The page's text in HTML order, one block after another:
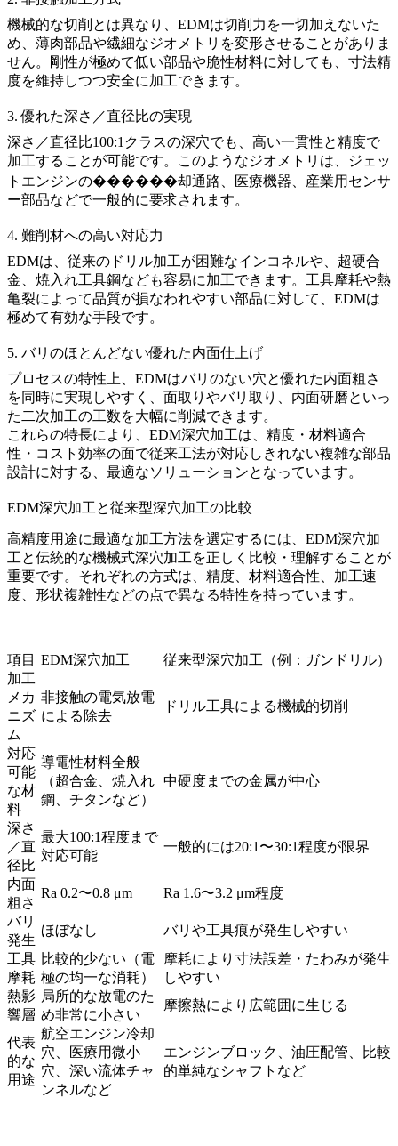
機械的な切削とは異なり、EDMは切削力を一切加えないた
め、薄肉部品や繊細なジオメトリを変形させることがありま
せん。剛性が極めて低い部品や脆性材料に対しても、寸法精
度を維持しつつ安全に加工できます。
3. 優れた深さ／直径比の実現
深さ／直径比100:1クラスの深穴でも、高い一貫性と精度で
加工することが可能です。このようなジオメトリは、ジェッ
トエンジンの������却通路、医療機器、産業用センサ
ー部品などで一般的に要求されます。
4. 難削材への高い対応力
EDMは、従来のドリル加工が困難なインコネルや、 超硬合
金 、焼入れ工具鋼なども容易に加工できます。工具摩耗や熱
亀裂によって品質が損なわれやすい部品に対して、EDMは
極めて有効な手段です。
5. バリのほとんどない優れた内面仕上げ
プロセスの特性上、EDMはバリのない穴と優れた内面粗さ
を同時に実現しやすく、面取りやバリ取り、内面研磨といっ
た二次加工の工数を大幅に削減できます。
これらの特長により、EDM深穴加工は、精度・材料適合
性・コスト効率の面で従来工法が対応しきれない複雑な部品
設計に対する、最適なソリューションとなっています。
EDM深穴加工と従来型深穴加工の比較
高精度用途に最適な加工方法を選定するには、EDM深穴加
工と伝統的な機械式深穴加工を正しく比較・理解することが
重要です。それぞれの方式は、精度、材料適合性、加工速
度、形状複雑性などの点で異なる特性を持っています。
項目 EDM深穴加工
従来型深穴加工（例：ガンドリル）
加工
メカ
ニズ
ム
非接触の電気放電
による除去
ドリル工具による機械的切削
対応
可能
な材
料
導電性材料全般
（超合金、焼入れ
鋼、チタンなど）
中硬度までの金属が中心
深さ
／直
径比
最大100:1程度まで
対応可能
一般的には20:1〜30:1程度が限界
内面
粗さ
Ra 0.2〜0.8 μm
Ra 1.6〜3.2 μm程度
バリ
発生
ほぼなし
バリや工具痕が発生しやすい
工具
摩耗
比較的少ない（電
極の均一な消耗）
摩耗により寸法誤差・たわみが発生
しやすい
熱影
響層
局所的な放電のた
め非常に小さい
摩擦熱により広範囲に生じる
代表
的な
用途
航空エンジン冷却
穴、医療用微小
穴、深い流体チャ
ンネルなど
エンジンブロック、油圧配管、比較
的単純なシャフトなど